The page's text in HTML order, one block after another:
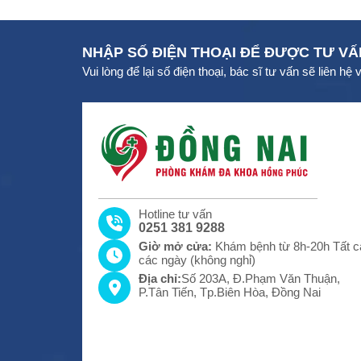
NHẬP SỐ ĐIỆN THOẠI ĐỂ ĐƯỢC TƯ
Vui lòng để lại số điện thoại, bác sĩ tư vấn sẽ liên hệ
Hotline tư vấn
0251 381 9288
Giờ mở cửa: Khám bệnh từ 8h-20h Tất
các ngày (không nghỉ)
Địa chỉ:Số 203A, Đ.Phạm Văn Thuận,
P.Tân Tiến, Tp.Biên Hòa, Đồng Nai